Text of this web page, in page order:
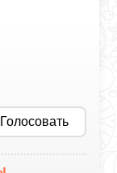
Голосовать